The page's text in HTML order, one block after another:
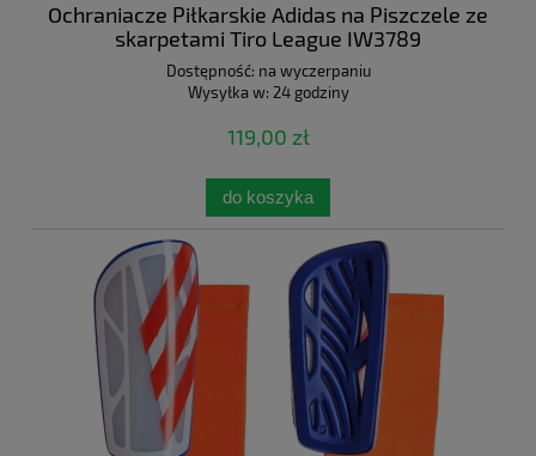
Ochraniacze Piłkarskie Adidas na Piszczele ze
skarpetami Tiro League IW3789
Dostępność: na wyczerpaniu
Wysyłka w: 24 godziny
119,00 zł
do koszyka